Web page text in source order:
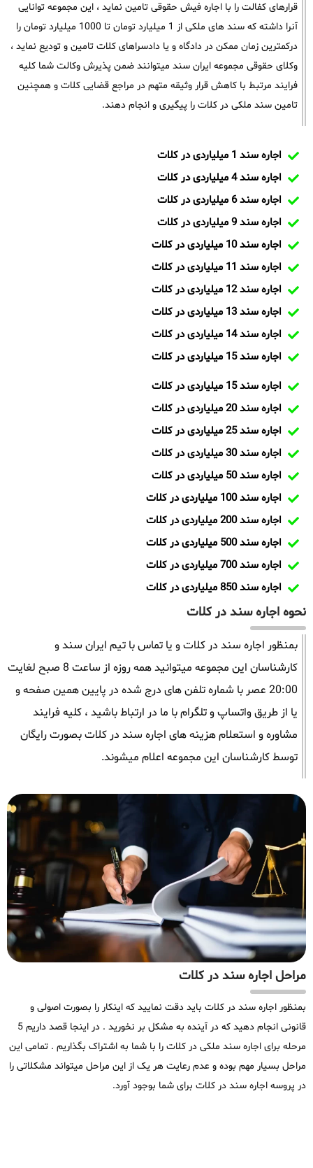
قرارهای کفالت را با اجاره فیش حقوقی تامین نماید ، این مجموعه توانایی
آنرا داشته که سند های ملکی از 1 میلیارد تومان تا 1000 میلیارد تومان را
درکمترین زمان ممکن در دادگاه و یا دادسراهای کلات تامین و تودیع نماید ،
وکلای حقوقی مجموعه ایران سند میتوانند ضمن پذیرش وکالت شما کلیه
فرایند مرتبط با کاهش قرار وثیقه متهم در مراجع قضایی کلات و همچنین
تامین سند ملکی در کلات را پیگیری و انجام دهند.
اجاره سند 1 میلیاردی در کلات
اجاره سند 4 میلیاردی در کلات
اجاره سند 6 میلیاردی در کلات
اجاره سند 9 میلیاردی در کلات
اجاره سند 10 میلیاردی در کلات
اجاره سند 11 میلیاردی در کلات
اجاره سند 12 میلیاردی در کلات
اجاره سند 13 میلیاردی در کلات
اجاره سند 14 میلیاردی در کلات
اجاره سند 15 میلیاردی در کلات
اجاره سند 15 میلیاردی در کلات
اجاره سند 20 میلیاردی در کلات
اجاره سند 25 میلیاردی در کلات
اجاره سند 30 میلیاردی در کلات
اجاره سند 50 میلیاردی در کلات
اجاره سند 100 میلیاردی در کلات
اجاره سند 200 میلیاردی در کلات
اجاره سند 500 میلیاردی در کلات
اجاره سند 700 میلیاردی در کلات
اجاره سند 850 میلیاردی در کلات
نحوه اجاره سند در کلات
بمنظور اجاره سند در کلات و یا تماس با تیم ایران سند و
کارشناسان این مجموعه میتوانید همه روزه از ساعت 8 صبح لغایت
20:00 عصر با شماره تلفن های درج شده در پایین همین صفحه و
یا از طریق واتساپ و تلگرام با ما در ارتباط باشید ، کلیه فرایند
مشاوره و استعلام هزینه های اجاره سند در کلات بصورت رایگان
توسط کارشناسان این مجموعه اعلام میشوند.
مراحل اجاره سند در کلات
بمنظور اجاره سند در کلات باید دقت نمایید که اینکار را بصورت اصولی و
قانونی انجام دهید که در آینده به مشکل بر نخورید . در اینجا قصد داریم 5
مرحله برای اجاره سند ملکی در کلات را با شما به اشتراک بگذاریم . تمامی این
مراحل بسیار مهم بوده و عدم رعایت هر یک از این مراحل میتواند مشکلاتی را
در پروسه اجاره سند در کلات برای شما بوجود آورد.